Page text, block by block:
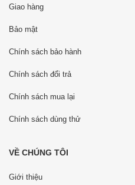
Giao hàng
Bảo mật
Chính sách bảo hành
Chính sách đổi trả
Chính sách mua lại
Chính sách dùng thử
VỀ CHÚNG TÔI
Giới thiệu